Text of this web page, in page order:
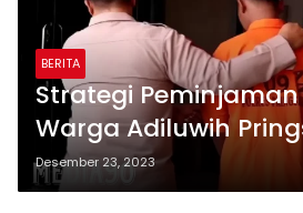
BERITA
Strategi
Warga Adiluwih
COD Tujuh Motor
Open BO
Desember 23, 2023